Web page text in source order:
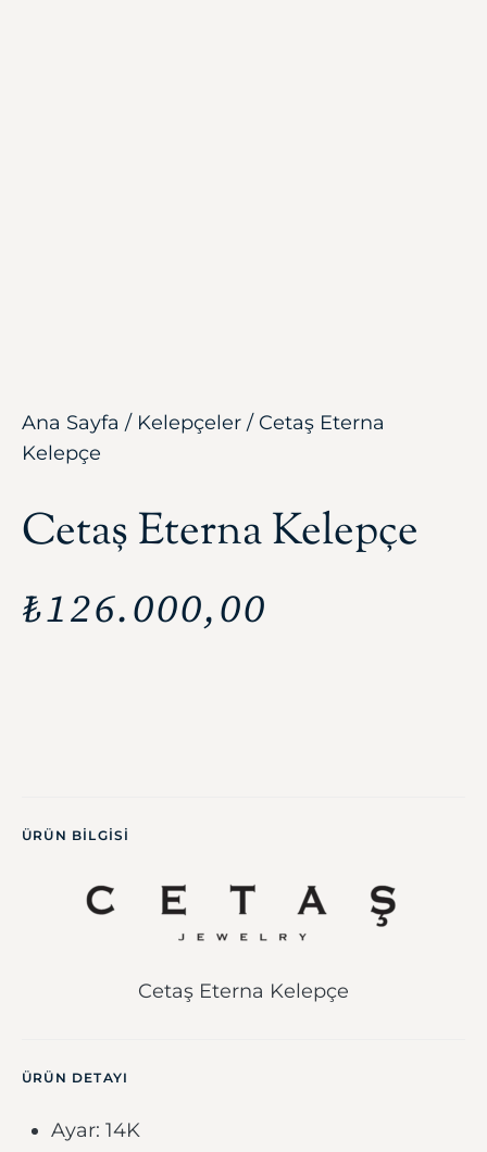
Ana Sayfa / Kelepçeler / Cetaş Eterna
Kelepçe
Cetaş Eterna Kelepçe
₺126.000,00
ÜRÜN BILGISI
Cetaş Eterna Kelepçe
ÜRÜN DETAYI
Ayar: 14K